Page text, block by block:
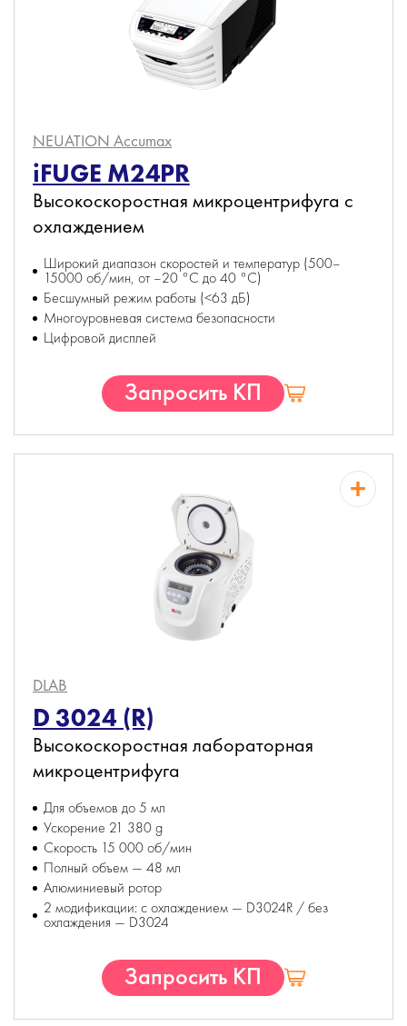
NEUATION Accumax
iFUGE M24PR
Высокоскоростная микроцентрифуга с
охлаждением
Широкий диапазон скоростей и температур (500–
15000 об/мин, от –20 °C до 40 °C)
Бесшумный режим работы (<63 дБ)
Многоуровневая система безопасности
Цифровой дисплей
Запросить КП
DLAB
D 3024 (R)
Высокоскоростная лабораторная
микроцентрифуга
Для объемов до 5 мл
Ускорение 21 380 g
Скорость 15 000 об/мин
Полный объем — 48 мл
Алюминиевый ротор
2 модификации: с охлаждением — D3024R / без
охлаждения — D3024
Запросить КП